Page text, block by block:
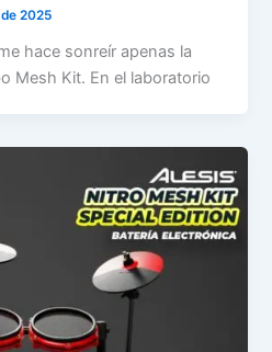
2025
hace sonreír apenas la
Mesh Kit. En el laboratorio